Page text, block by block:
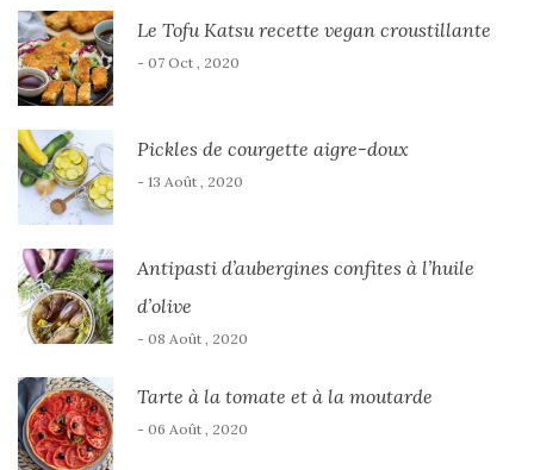
Le Tofu Katsu recette vegan croustillante
- 07 Oct , 2020
Pickles de courgette aigre-doux
- 13 Août , 2020
Antipasti d’aubergines confites à l’huile
d’olive
- 08 Août , 2020
Tarte à la tomate et à la moutarde
- 06 Août , 2020